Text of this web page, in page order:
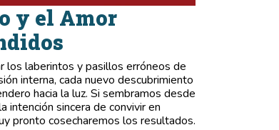
y el Amor
los laberintos y pasillos erróneos de
interna, cada nuevo descubrimiento
hacia la luz. Si sembramos desde
intención sincera de convivir en
pronto cosecharemos los resultados.